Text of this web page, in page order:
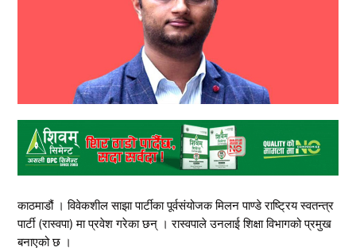
काठमाडौं । विवेकशील साझा पार्टीका पूर्वसंयोजक मिलन पाण्डे राष्ट्रिय स्वतन्त्र
पार्टी (रास्वपा) मा प्रवेश गरेका छन् । रास्वपाले उनलाई शिक्षा विभागको प्रमुख
बनाएको छ ।